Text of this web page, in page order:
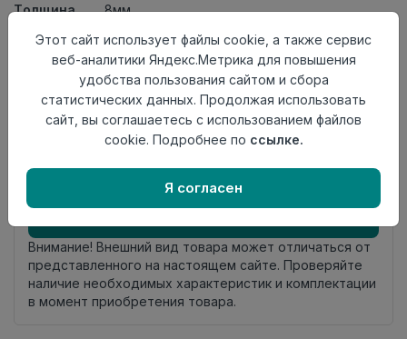
Толщина
8мм
доски
1292×193мм
Теплый пол
до +27 градусов
4V
Замок
Clic It
Страна
происхождения
Россия
Внимание! Внешний вид товара может отличаться от
представленного на настоящем сайте. Проверяйте
наличие необходимых характеристик и комплектации
в момент приобретения товара.
Этот сайт использует файлы cookie, а также сервис
веб-аналитики Яндекс.Метрика для повышения
удобства пользования сайтом и сбора
статистических данных. Продолжая использовать
сайт, вы соглашаетесь с использованием файлов
cookie. Подробнее по ссылке.
Я согласен